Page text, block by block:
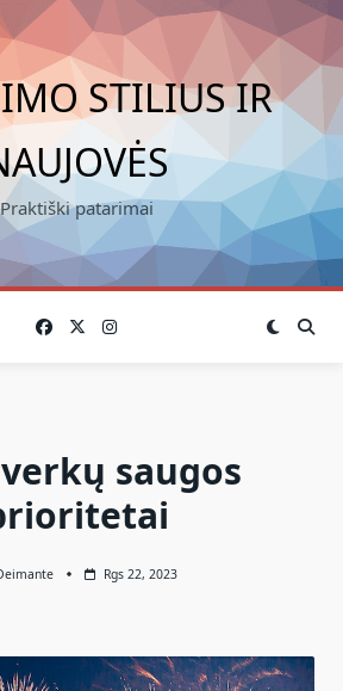
STILIUS IR
Praktiški patarimai
saugos
Rgs 22, 2023